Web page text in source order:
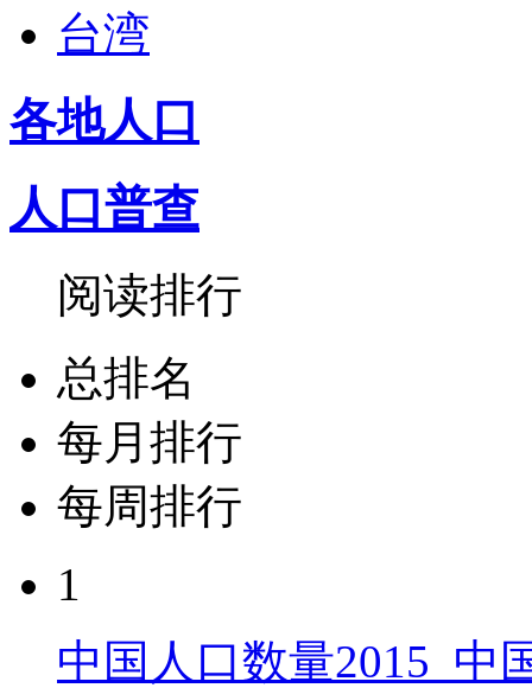
台湾
各地人口
人口普查
阅读排行
总排名
每月排行
每周排行
1
中国人口数量2015_中